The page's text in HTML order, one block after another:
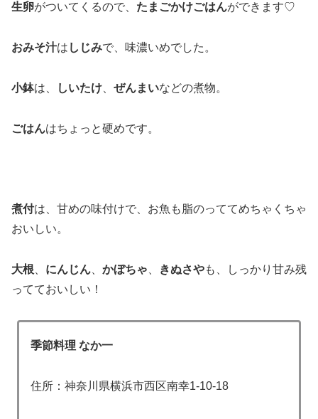
生卵がついてくるので、 たまごかけごはんができます♡
おみそ汁は しじみで、味濃いめでした。
小鉢は、 しいたけ ぜんまいなどの煮物。
ごはんはちょっと硬めです。
煮付は、甘めの味付けで、お魚も脂のっててめちゃくちゃ
おいしい。
大根 にんじん かぼちゃ きぬさやも、しっかり甘み残
ってておいしい！
季節料理 なか一
住所：神奈川県横浜市西区南幸1-10-18